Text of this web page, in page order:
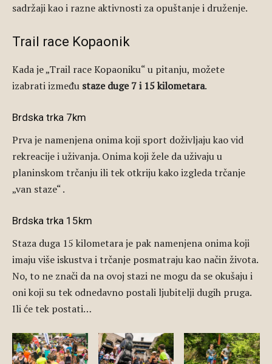
sadržaji kao i razne aktivnosti za opuštanje i druženje.
Trail race Kopaonik
Kada je „Trail race Kopaoniku“ u pitanju, možete
izabrati između staze duge 7 i 15 kilometara.
Brdska trka 7km
Prva je namenjena onima koji sport doživljaju kao vid
rekreacije i uživanja. Onima koji žele da uživaju u
planinskom trčanju ili tek otkriju kako izgleda trčanje
„van staze“ .
Brdska trka 15km
Staza duga 15 kilometara je pak namenjena onima koji
imaju više iskustva i trčanje posmatraju kao način života.
No, to ne znači da na ovoj stazi ne mogu da se okušaju i
oni koji su tek odnedavno postali ljubitelji dugih pruga.
Ili će tek postati…